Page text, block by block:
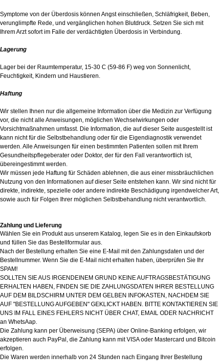
Symptome von der Überdosis können Angst einschließen, Schläfrigkeit, Beben,
verunglimpfte Rede, und vergänglichen hohen Blutdruck. Setzen Sie sich mit
Ihrem Arzt sofort im Falle der verdächtigten Überdosis in Verbindung.
Lagerung
Lager bei der Raumtemperatur, 15-30 C (59-86 F) weg von Sonnenlicht,
Feuchtigkeit, Kindern und Haustieren.
Haftung
Wir stellen Ihnen nur die allgemeine Information über die Medizin zur Verfügung
vor, die nicht alle Anweisungen, möglichen Wechselwirkungen oder
Vorsichtmaßnahmen umfasst. Die Information, die auf dieser Seite ausgestellt ist
kann nicht für die Selbstbehandlung oder für die Eigendiagnostik verwendet
werden. Alle Anweisungen für einen bestimmten Patienten sollen mit Ihrem
Gesundheitspflegeberater oder Doktor, der für den Fall verantwortlich ist,
übereingestimmt werden.
Wir müssen jede Haftung für Schäden ablehnen, die aus einer missbräuchlichen
Nutzung von den Informationen auf dieser Seite entstehen kann. Wir sind nicht für
direkte, indirekte, spezielle oder andere indirekte Beschädigung irgendwelcher Art,
sowie auch für Folgen Ihrer möglichen Selbstbehandlung nicht verantwortlich.
Zahlung und Lieferung
Wählen Sie ein Produkt aus unserem Katalog, legen Sie es in den Einkaufskorb
und füllen Sie das Bestellformular aus.
Nach der Bestellung erhalten Sie eine E-Mail mit den Zahlungsdaten und der
Bestellnummer. Wenn Sie die E-Mail nicht erhalten haben, überprüfen Sie Ihr
SPAM!
SOLLTEN SIE AUS IRGENDEINEM GRUND KEINE AUFTRAGSBESTÄTIGUNG
ERHALTEN HABEN, FINDEN SIE DIE ZAHLUNGSDATEN IHRER BESTELLUNG
AUF DEM BILDSCHIRM UNTER DEM GELBEN INFOKASTEN, NACHDEM SIE
AUF "BESTELLUNG AUFGEBEN" GEKLICKT HABEN. BITTE KONTAKTIEREN SIE
UNS IM FALL EINES FEHLERS NICHT ÜBER CHAT, EMAIL ODER NACHRICHT
an WhetsAap.
Die Zahlung kann per Überweisung (SEPA) über Online-Banking erfolgen, wir
akzeptieren auch PayPal, die Zahlung kann mit VISA oder Mastercard und Bitcoin
erfolgen.
Die Waren werden innerhalb von 24 Stunden nach Eingang Ihrer Bestellung